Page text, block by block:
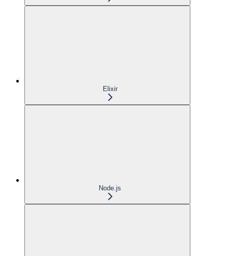
Elixir
Node.js